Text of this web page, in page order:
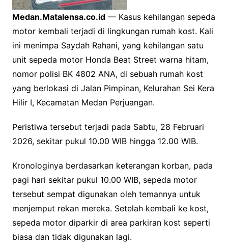
Medan.Matalensa.co.id— Kasus kehilangan sepeda
motor kembali terjadi di lingkungan rumah kost. Kali
ini menimpa Saydah Rahani, yang kehilangan satu
unit sepeda motor Honda Beat Street warna hitam,
nomor polisi BK 4802 ANA, di sebuah rumah kost
yang berlokasi di Jalan Pimpinan, Kelurahan Sei Kera
Hilir I, Kecamatan Medan Perjuangan.
Peristiwa tersebut terjadi pada Sabtu, 28 Februari
2026, sekitar pukul 10.00 WIB hingga 12.00 WIB.
Kronologinya berdasarkan keterangan korban, pada
pagi hari sekitar pukul 10.00 WIB, sepeda motor
tersebut sempat digunakan oleh temannya untuk
menjemput rekan mereka. Setelah kembali ke kost,
sepeda motor diparkir di area parkiran kost seperti
biasa dan tidak digunakan lagi.